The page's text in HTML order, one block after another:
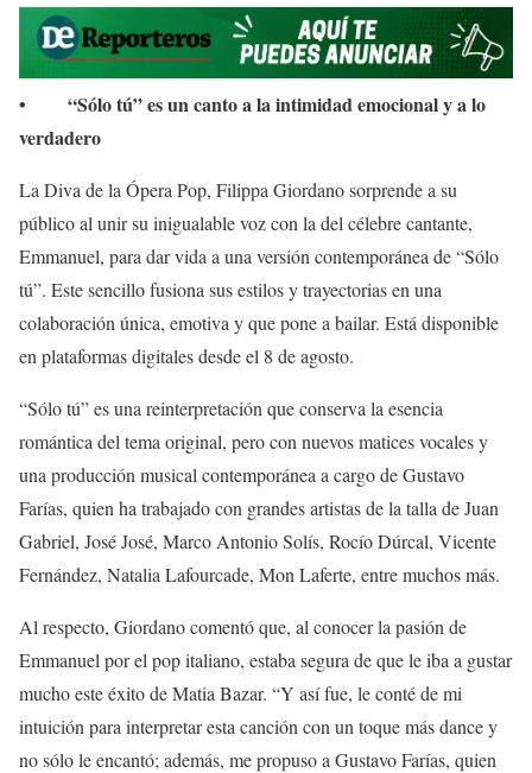
• “Sólo tú” es un canto a la intimidad emocional y a lo
verdadero
La Diva de la Ópera Pop, Filippa Giordano sorprende a su
público al unir su inigualable voz con la del célebre cantante,
Emmanuel, para dar vida a una versión contemporánea de “Sólo
tú”. Este sencillo fusiona sus estilos y trayectorias en una
colaboración única, emotiva y que pone a bailar. Está disponible
en plataformas digitales desde el 8 de agosto.
“Sólo tú” es una reinterpretación que conserva la esencia
romántica del tema original, pero con nuevos matices vocales y
una producción musical contemporánea a cargo de Gustavo
Farías, quien ha trabajado con grandes artistas de la talla de Juan
Gabriel, José José, Marco Antonio Solís, Rocío Dúrcal, Vicente
Fernández, Natalia Lafourcade, Mon Laferte, entre muchos más.
Al respecto, Giordano comentó que, al conocer la pasión de
Emmanuel por el pop italiano, estaba segura de que le iba a gustar
mucho este éxito de Matia Bazar. “Y así fue, le conté de mi
intuición para interpretar esta canción con un toque más dance y
no sólo le encantó; además, me propuso a Gustavo Farías, quien